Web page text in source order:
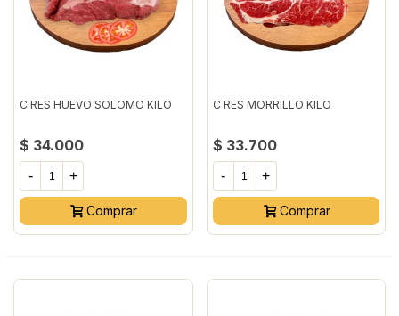
C RES HUEVO SOLOMO KILO
$ 34.000
- +
Comprar
C RES MORRILLO KILO
$ 33.700
- +
Comprar